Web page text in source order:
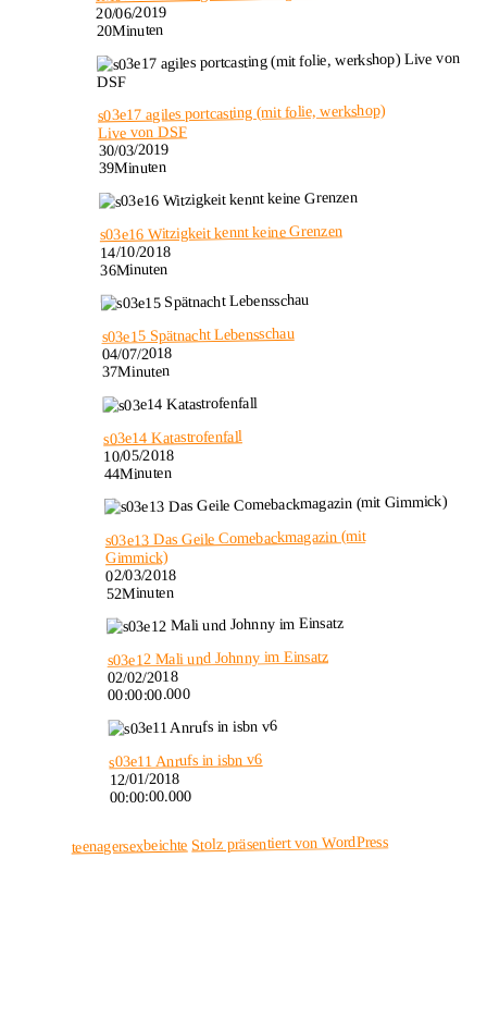
20/06/2019
20Minuten
s03e17 agiles portcasting (mit folie, werkshop)
Live von DSF
30/03/2019
39Minuten
s03e16 Witzigkeit kennt keine Grenzen
14/10/2018
36Minuten
s03e15 Spätnacht Lebensschau
04/07/2018
37Minuten
s03e14 Katastrofenfall
10/05/2018
44Minuten
s03e13 Das Geile Comebackmagazin (mit
Gimmick)
02/03/2018
52Minuten
s03e12 Mali und Johnny im Einsatz
02/02/2018
00:00:00.000
s03e11 Anrufs in isbn v6
12/01/2018
00:00:00.000
teenagersexbeichte Stolz präsentiert von WordPress